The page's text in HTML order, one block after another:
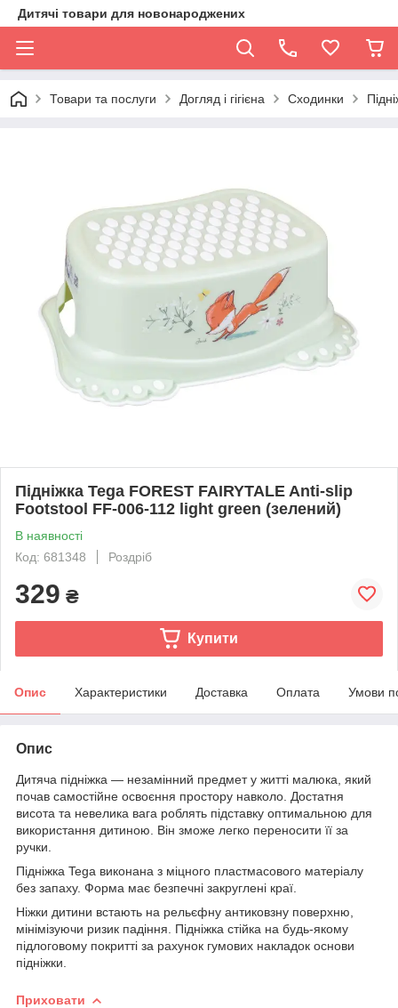
Дитячі товари для новонароджених
Товари та послуги Догляд і гігієна Сходинки
Підніжка Tega FOREST FAIRYTALE Anti-slip
Footstool FF-006-112 light green (зелений)
В наявності
Код: 681348
Роздріб
329 ₴
Купити
Опис Характеристики Доставка Оплата Умови
Опис
Дитяча підніжка — незамінний предмет у житті малюка, який
почав самостійне освоєння простору навколо. Достатня
висота та невелика вага роблять підставку оптимальною для
використання дитиною. Він зможе легко переносити її за
ручки.
Підніжка Tega виконана з міцного пластмасового матеріалу
без запаху. Форма має безпечні закруглені краї.
Ніжки дитини встають на рельєфну антиковзну поверхню,
мінімізуючи ризик падіння. Підніжка стійка на будь-якому
підлоговому покритті за рахунок гумових накладок основи
підніжки.
Приховати